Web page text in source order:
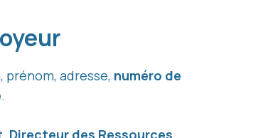
adresse, numéro de
.
Directeur des Ressources